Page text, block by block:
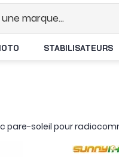
STABILISATEURS
pare-soleil pour